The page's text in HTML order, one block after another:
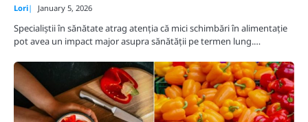
Lori January 5, 2026
Specialiștii în sănătate atrag atenția că mici schimbări în alimentație
pot avea un impact major asupra sănătății pe termen lung.…